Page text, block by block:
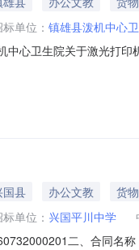
单位： 镇雄县泼机中心
中心卫生院关于激光打
项目
国县 办公文教
货物
单位： 兴国平川中学
二、合同名